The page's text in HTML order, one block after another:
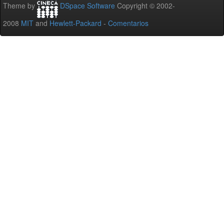
Theme by DSpace Software Copyright © 2002-
2008 MIT and Hewlett-Packard - Comentarios